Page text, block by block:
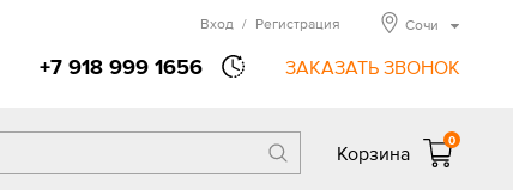
+7 918 999 1656 ЗАКАЗАТЬ ЗВОНОК
Вход / Регистрация Сочи
Корзина
0